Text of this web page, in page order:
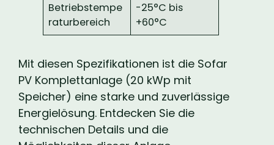
Betriebstempe
raturbereich
-25°C bis
+60°C
Mit diesen Spezifikationen ist die Sofar
PV Komplettanlage (20 kWp mit
Speicher) eine starke und zuverlässige
Energielösung. Entdecken Sie die
technischen Details und die